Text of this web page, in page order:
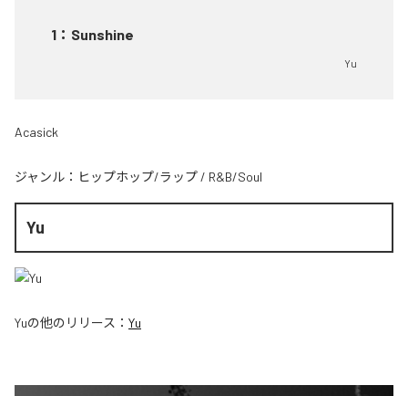
1 ： Sunshine
Yu
Acasick
ジャンル： ヒップホップ/ラップ / R&B/Soul
Yu
Yuの他のリリース： Yu